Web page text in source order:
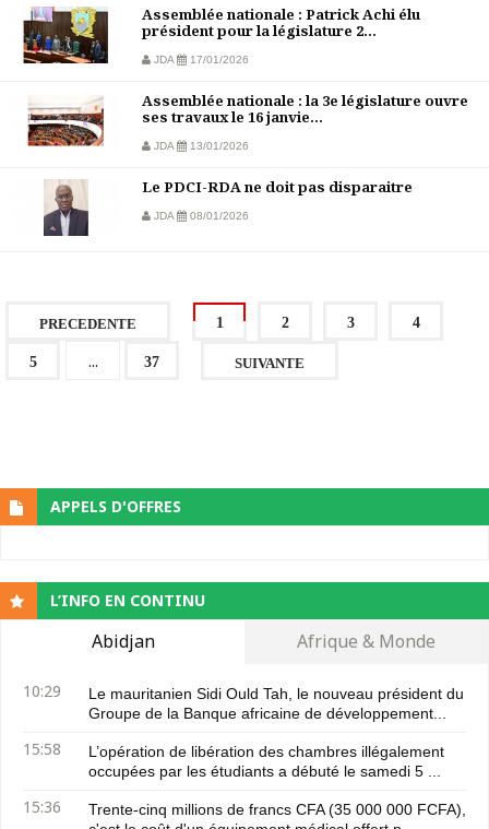
Assemblée nationale : Patrick Achi élu
président pour la législature 2...
JDA 17/01/2026
Assemblée nationale : la 3e législature ouvre
ses travaux le 16 janvie...
JDA 13/01/2026
Le PDCI-RDA ne doit pas disparaitre
JDA 08/01/2026
PRECEDENTE 1 2 3 4
5 ... 37 SUIVANTE
APPELS D'OFFRES
L’INFO EN CONTINU
Abidjan Afrique & Monde
10:29
Le mauritanien Sidi Ould Tah, le nouveau président du
Groupe de la Banque africaine de développement...
15:58
L’opération de libération des chambres illégalement
occupées par les étudiants a débuté le samedi 5 ...
15:36
Trente-cinq millions de francs CFA (35 000 000 FCFA),